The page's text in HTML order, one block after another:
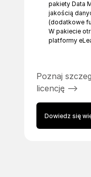
pakiety Data
jakością
(dodatkowe
W pakiecie
platformy
Poznaj
licencję -->
Dowiedz się